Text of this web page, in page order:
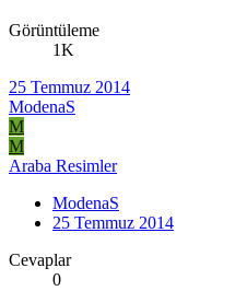
Görüntüleme
1K
25 Temmuz 2014
ModenaS
M
M
Araba Resimler
ModenaS
25 Temmuz 2014
Cevaplar
0